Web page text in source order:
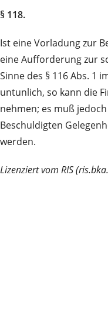
§ 118.
Ist eine Vorladung zur
eine Aufforderung zur
Sinne des § 116 Abs. 1
untunlich, so kann die
nehmen; es muß
Beschuldigten
werden.
Lizenziert vom RIS